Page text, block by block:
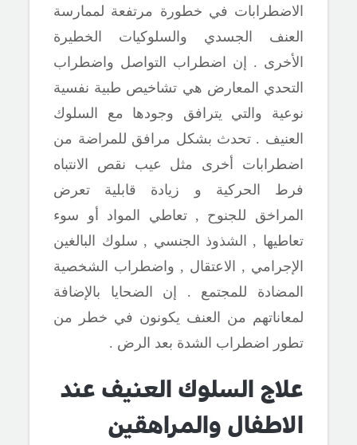
الاضطرابات في خطورة مرتفعة لممارسة
العنف الجسدي والسلوكيات الخطيرة
الأخرى . إن اضطراب التواصل واضطراب
التحدي المعارض هي تشاخيص طبية نفسية
نوعية والتي يترافق وجودها مع السلوك
العنيف . تحدث بشكل مرافق للمراضة من
اضطرابات أخرى مثل عيب نقص الانتباه
فرط الحركية و زيادة قابلية تعرض
المراخق للجنوح , تعاطي المواد أو سوء
تعاطيها , الشذوذ الجنسي , سلوك البالغين
الإجرامي , الاعتقال , واضطراب الشخصية
المضادة للمجتمع . إن الضحايا بالإضافة
لمعاناتهم من العنف يكونون في خطر من
تطور اضطراب الشدة بعد الرض .
علاج السلوك العنيف عند
الاطفال والمراهقين